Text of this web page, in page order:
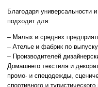
Благодаря универсальности
подходит для:
– Малых и средних
– Ателье и фабрик по
– Производителей
Домашнего текстиля и
промо- и спецодежды,
спортивного и туристического